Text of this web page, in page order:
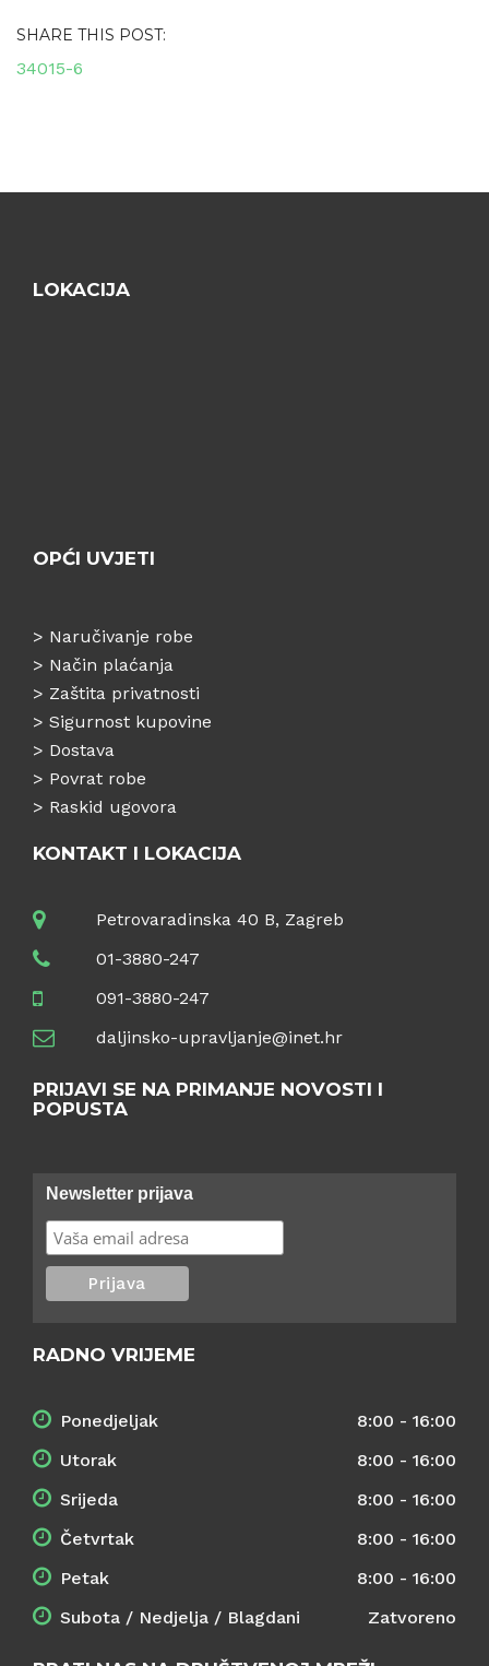
SHARE THIS POST:
Navigacija
34015-6
LOKACIJA
OPĆI UVJETI
> Naručivanje robe
> Način plaćanja
> Zaštita privatnosti
> Sigurnost kupovine
> Dostava
> Povrat robe
> Raskid ugovora
KONTAKT I LOKACIJA
Petrovaradinska 40 B, Zagreb
01-3880-247
091-3880-247
daljinsko-upravljanje@inet.hr
PRIJAVI SE NA PRIMANJE NOVOSTI I
POPUSTA
Newsletter prijava
RADNO VRIJEME
Ponedjeljak
8:00 - 16:00
Utorak
8:00 - 16:00
Srijeda
8:00 - 16:00
Četvrtak
8:00 - 16:00
Petak
8:00 - 16:00
Subota / Nedjelja / Blagdani
Zatvoreno